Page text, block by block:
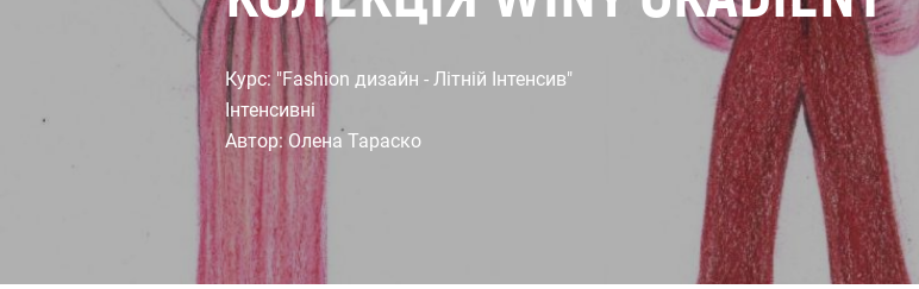
Курс: "Fashion дизайн - Літній Інтенсив"
Інтенсивні
Автор: Олена Тараско